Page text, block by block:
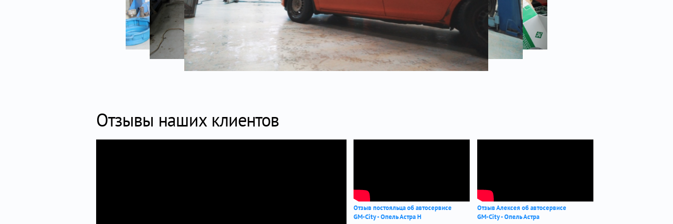
Отзывы наших клиентов
Отзыв постояльца об автосервисе
GM-City - Опель Астра Н
Отзыв Алексея об автосервисе
GM-City - Опель Астра